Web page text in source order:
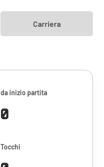
Carriera
da inizio partita
0
Tocchi